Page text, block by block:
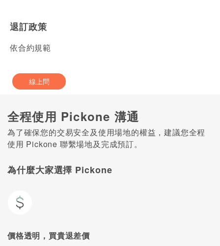
退訂政策
依合約規範
線上問
全程使用 Pickone 溝通
為了確保您的交易安全及使用場地的權益，建議您全程
使用 Pickone 聯繫場地及完成預訂。
為什麼大家選擇 Pickone
價格透明，買貴退差價